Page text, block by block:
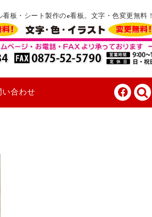
板・シート製作のe看板。文字・色変更無料！
い合わせ